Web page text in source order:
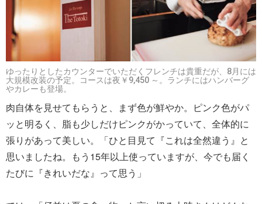
ゆったりとしたカウンターでいただくフレンチは貴重だが、8月には
大規模改装の予定。コースは夜￥9,450 ～。ランチにはハンバーグ
やカレーも登場。
肉自体を見せてもらうと、まず色が鮮やか。ピンク色がパ
ッと明るく、脂も少しだけピンクがかっていて、全体的に
張りがあって美しい。「ひと目見て『これは全然違う』と
思いましたね。もう15年以上使っていますが、今でも届く
たびに『きれいだな』って思う」